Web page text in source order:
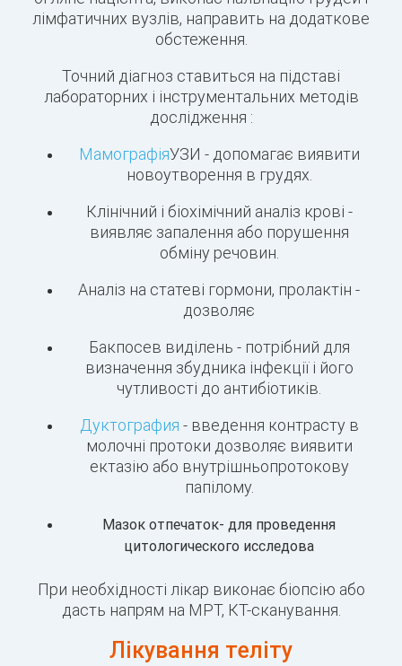
лімфатичних вузлів, направить на додаткове
обстеження.
Точний діагноз ставиться на підставі
лабораторних і інструментальних методів
дослідження :
МамографіяУЗИ - допомагає виявити
новоутворення в грудях.
Клінічний і біохімічний аналіз крові -
виявляє запалення або порушення
обміну речовин.
Аналіз на статеві гормони, пролактін -
дозволяє
Бакпосев виділень - потрібний для
визначення збудника інфекції і його
чутливості до антибіотиків.
Дуктография - введення контрасту в
молочні протоки дозволяє виявити
ектазію або внутрішньопротокову
папілому.
Мазок отпечаток- для проведення
цитологического исследова
При необхідності лікар виконає біопсію або
дасть напрям на МРТ, КТ-сканування.
Лікування теліту